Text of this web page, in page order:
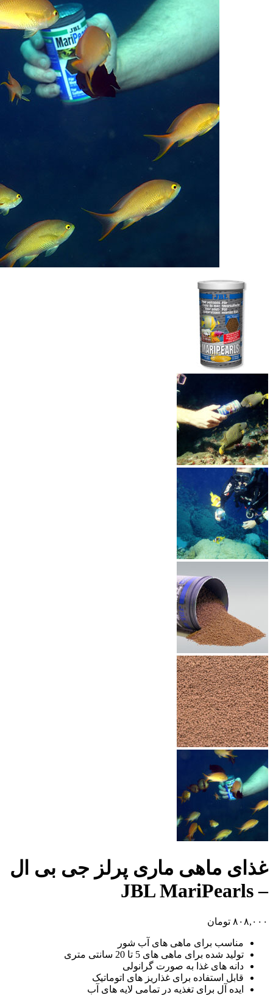
غذای ماهی ماری پرلز جی بی ال
– JBL MariPearls
۸۰۸,۰۰۰ تومان
مناسب برای ماهی های آب شور
تولید شده برای ماهی های 5 تا 20 سانتی متری
دانه های غذا به صورت گرانولی
قابل استفاده برای غذاریز های اتوماتیک
ایده آل برای تغذیه در تمامی لایه های آب